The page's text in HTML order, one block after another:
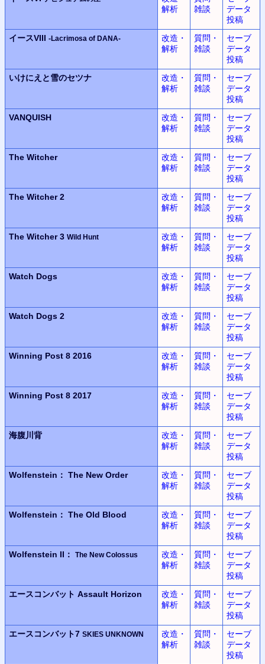
解析
雑談
データ
投稿
イースVIII -Lacrimosa of DANA-
改造・
解析
質問・
雑談
セーブ
データ
投稿
いけにえと雪のセツナ
改造・
解析
質問・
雑談
セーブ
データ
投稿
VANQUISH
改造・
解析
質問・
雑談
セーブ
データ
投稿
The Witcher
改造・
解析
質問・
雑談
セーブ
データ
投稿
The Witcher 2
改造・
解析
質問・
雑談
セーブ
データ
投稿
The Witcher 3 Wild Hunt
改造・
解析
質問・
雑談
セーブ
データ
投稿
Watch Dogs
改造・
解析
質問・
雑談
セーブ
データ
投稿
Watch Dogs 2
改造・
解析
質問・
雑談
セーブ
データ
投稿
Winning Post 8 2016
改造・
解析
質問・
雑談
セーブ
データ
投稿
Winning Post 8 2017
改造・
解析
質問・
雑談
セーブ
データ
投稿
海腹川背
改造・
解析
質問・
雑談
セーブ
データ
投稿
Wolfenstein： The New Order
改造・
解析
質問・
雑談
セーブ
データ
投稿
Wolfenstein： The Old Blood
改造・
解析
質問・
雑談
セーブ
データ
投稿
Wolfenstein II：
The New Colossus
改造・
解析
質問・
雑談
セーブ
データ
投稿
エースコンバット Assault Horizon
改造・
解析
質問・
雑談
セーブ
データ
投稿
エースコンバット7 SKIES UNKNOWN
改造・
解析
質問・
雑談
セーブ
データ
投稿